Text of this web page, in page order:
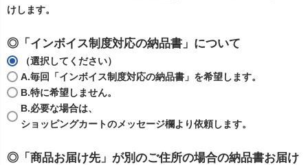
けします。
◎「インボイス制度対応の納品書」について
（選択してください）
A.毎回「インボイス制度対応の納品書」を希望します。
B.特に希望しません。
B.必要な場合は、
ショッピングカートのメッセージ欄より依頼します。
◎「商品お届け先」が別のご住所の場合の納品書お届け